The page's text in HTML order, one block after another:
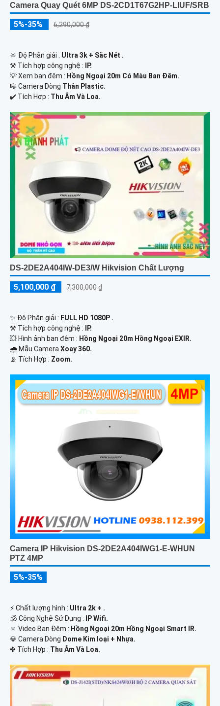
Camera Quay Quét 6MP DS-2CD1T67G2HP-LIUF/SRB
5%-35% 6,290,000 ₫
🔆 Độ Phân giải : Ultra 3k + Sắc Nét .
⚒ Tích hợp công nghệ :
IP.
💡 Xem ban đêm : Hồng Ngoại 20m Có Màu Ban Ðêm.
🎼️ Camera Dòng Thân Plastic.
️✔️ Tích Hợp : Thu Âm Và Loa.
DS-2DE2A404IW-DE3/W Hikvision Chất Lượng
5,100,000 ₫ 7,300,000 ₫
✨ Độ Phân giải : FULL HD 1080P .
⚒ Tích hợp công nghệ :
IP.
💥 Hình ảnh ban đêm : Hồng Ngoại 20m Hồng Ngoại EXIR.
🌧️ Mẫu CameraXoay 360.
️📡 Tích Hợp : Zoom.
Camera IP Hikvision DS-2DE2A404IWG1-E-WHUN
PTZ 4MP
5%-35%
️⚡ Chất lượng hình : Ultra 2k + .
🕉️ Công Nghệ Sử Dụng :
IP Wifi.
🔅 Video Ban Đêm : Hồng Ngoại 20m Hồng Ngoại Smart IR.
💎 Camera Dòng Dome Kim loại + Nhựa.
️✤ Tích Hợp : Thu Âm Và Loa.